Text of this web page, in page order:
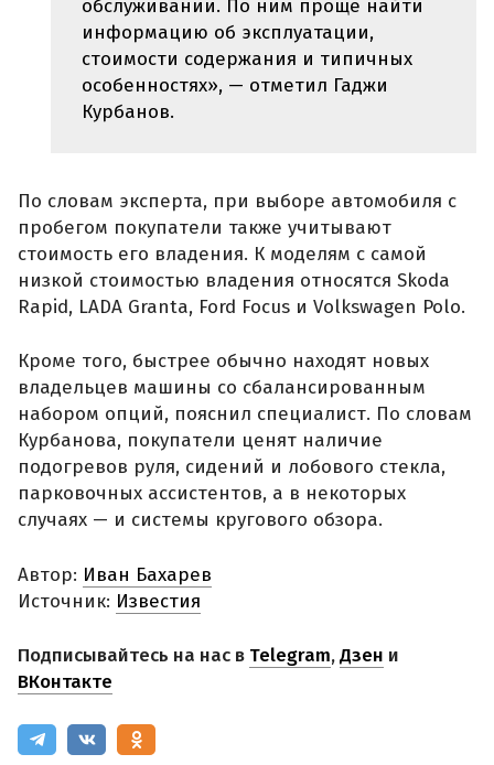
обслуживании. По ним проще найти
информацию об эксплуатации,
стоимости содержания и типичных
особенностях», — отметил Гаджи
Курбанов.
По словам эксперта, при выборе автомобиля с
пробегом покупатели также учитывают
стоимость его владения. К моделям с самой
низкой стоимостью владения относятся Skoda
Rapid, LADA Granta, Ford Focus и Volkswagen Polo.
Кроме того, быстрее обычно находят новых
владельцев машины со сбалансированным
набором опций, пояснил специалист. По словам
Курбанова, покупатели ценят наличие
подогревов руля, сидений и лобового стекла,
парковочных ассистентов, а в некоторых
случаях — и системы кругового обзора.
Автор: Иван Бахарев
Источник: Известия
Подписывайтесь на нас в Telegram,Дзен и
ВКонтакте